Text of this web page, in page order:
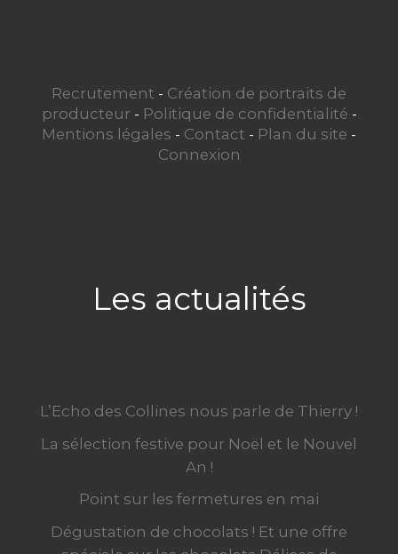
Recrutement - Création de portraits de
producteur - Politique de confidentialité -
Mentions légales - Contact - Plan du site -
Connexion
Les actualités
L’Echo des Collines nous parle de Thierry !
La sélection festive pour Noël et le Nouvel
An !
Point sur les fermetures en mai
Dégustation de chocolats ! Et une offre